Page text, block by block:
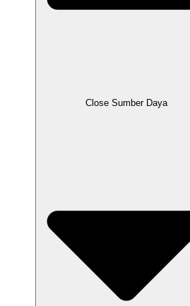
Close Sumber Daya